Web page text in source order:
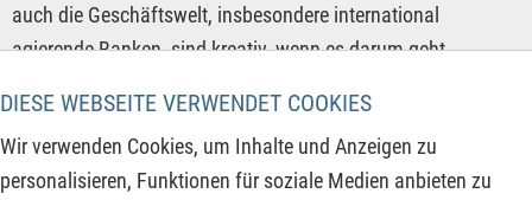
DIESE WEBSEITE VERWENDET COOKIES
Wir verwenden Cookies, um Inhalte und Anzeigen zu
personalisieren, Funktionen für soziale Medien anbieten zu
auch die Geschäftswelt, insbesondere international
agierende Banken, sind kreativ, wenn es darum geht,
Zwar verbietet es der Gesetzgeber, aber dennoch hat so
manch Bankvorstand seinen persönlichen Preis, der ihn
wankelmütig werden lassen kann.